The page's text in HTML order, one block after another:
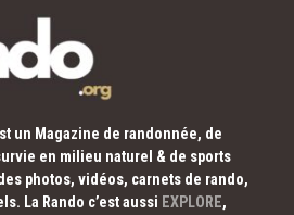
un Magazine de randonnée, de
en milieu naturel & de sports
photos, vidéos, carnets de rando,
La Rando c’est aussi EXPLORE,